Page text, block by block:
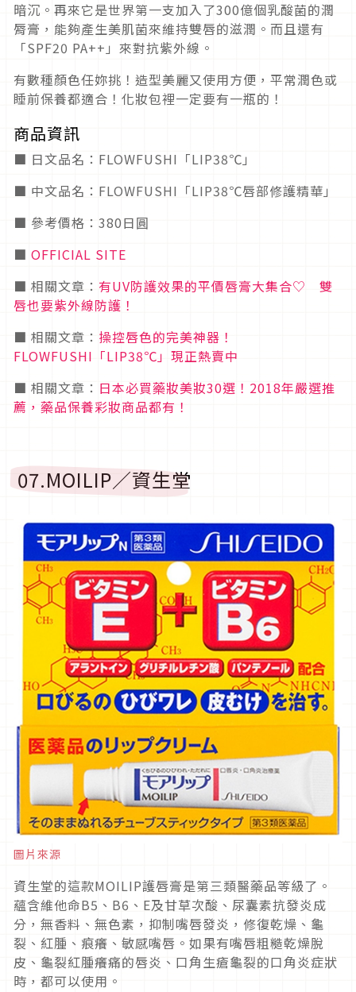
暗沉。再來它是世界第一支加入了300億個乳酸菌的潤
脣膏，能夠產生美肌菌來維持雙唇的滋潤。而且還有
「SPF20 PA++」來對抗紫外線。
有數種顏色任妳挑！造型美麗又使用方便，平常潤色或
睡前保養都適合！化妝包裡一定要有一瓶的！
商品資訊
■ 日文品名：FLOWFUSHI「LIP38℃」
■ 中文品名：FLOWFUSHI「LIP38℃唇部修護精華」
■ 參考價格：380日圓
■ OFFICIAL SITE
■ 相關文章： 有UV防護效果的平價唇膏大集合♡ 雙
唇也要紫外線防護！
■ 相關文章： 操控唇色的完美神器！
FLOWFUSHI「LIP38℃」現正熱賣中
■ 相關文章： 日本必買藥妝美妝30選！2018年嚴選推
薦，藥品保養彩妝商品都有！
07.MOILIP／資生堂
圖片來源
資生堂的這款MOILIP護唇膏是第三類醫藥品等級了。
蘊含維他命B5、B6、E及甘草次酸、尿囊素抗發炎成
分，無香料、無色素，抑制嘴唇發炎，修復乾燥、龜
裂、紅腫、痕癢、敏感嘴唇。如果有嘴唇粗糙乾燥脫
皮、龜裂紅腫癢痛的唇炎、口角生瘡龜裂的口角炎症狀
時，都可以使用。